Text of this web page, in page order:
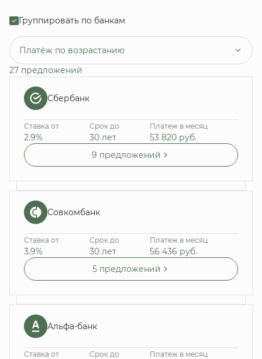
Группировать по банкам
Платёж по возрастанию
27 предложений
Сбербанк
Ставка от
2.9%
Срок до
30 лет
Платеж в месяц
53 820 руб.
9 предложений
Совкомбанк
Ставка от
3.9%
Срок до
30 лет
Платеж в месяц
56 436 руб.
5 предложений
Альфа-банк
Ставка от Срок до Платеж в месяц